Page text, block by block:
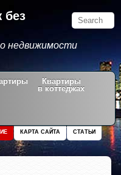
без
недвижимости
Квартиры
в коттеджах
СТАТЬИ
КАРТА САЙТА